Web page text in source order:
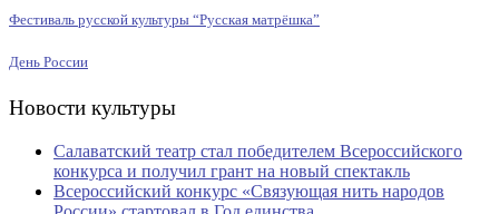
Фестиваль русской культуры “Русская матрёшка”
День России
Новости культуры
Салаватский театр стал победителем Всероссийского
конкурса и получил грант на новый спектакль
Всероссийский конкурс «Связующая нить народов